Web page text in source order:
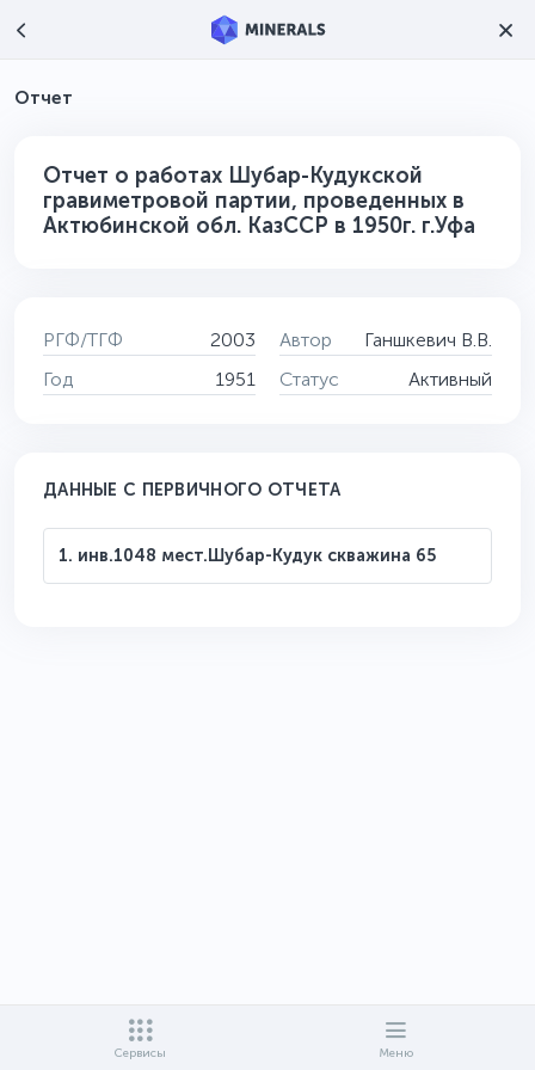
Отчет
Сервисы Меню
Отчет о работах Шубар-Кудукской
гравиметровой партии, проведенных в
Актюбинской обл. КазССР в 1950г. г.Уфа
РГФ/ТГФ 2003 Автор
Ганшкевич В.В.
Год
1951 Статус Активный
ДАННЫЕ С ПЕРВИЧНОГО ОТЧЕТА
1. инв.1048 мест.Шубар-Кудук скважина 65